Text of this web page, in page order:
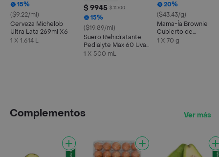
15%
($9.22/ml)
Cerveza Michelob
Ultra Lata 269ml X6
1 X 1.614 L
$ 9945 $ 11.700
15%
($19.89/ml)
Suero Rehidratante
Pedialyte Max 60 Uva
Frasco 500 mL
1 X 500 mL
20%
($43.43/g)
Mama-Ía Brownie
Cubierto de
Chocolate Relleno
1 X 70 g
Complementos Ver más